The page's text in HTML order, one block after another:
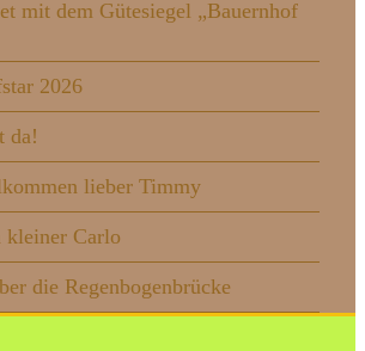
mit dem Gütesiegel „Bauernhof
2026
da!
lieber Timmy
Carlo
die Regenbogenbrücke